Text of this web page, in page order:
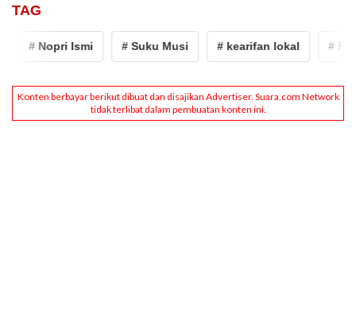
TAG
# Nopri Ismi # Suku Musi # kearifan lokal # Film